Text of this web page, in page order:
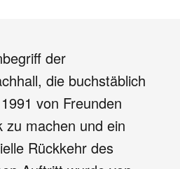
der
die buchstäblich
von Freunden
machen und ein
Rückkehr des